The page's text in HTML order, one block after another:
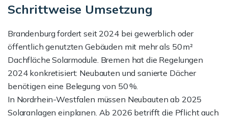
Schrittweise Umsetzung
Brandenburg fordert seit 2024 bei gewerblich oder
öffentlich genutzten Gebäuden mit mehr als 50 m²
Dachfläche Solarmodule. Bremen hat die Regelungen
2024 konkretisiert: Neubauten und sanierte Dächer
benötigen eine Belegung von 50 %.
In Nordrhein-Westfalen müssen Neubauten ab 2025
Solaranlagen einplanen. Ab 2026 betrifft die Pflicht auch